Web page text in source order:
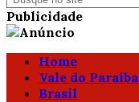
Publicidade
Home
Vale do Paraíba
Brasil